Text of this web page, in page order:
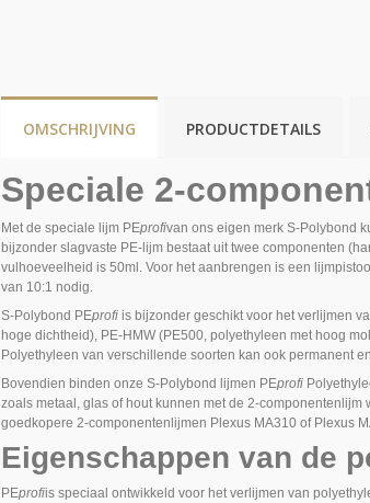
OMSCHRIJVING PRODUCTDETAILS
Speciale 2-
Met de speciale lijm PEprofivan ons eigen merk S-Polybond
bijzonder slagvaste PE-lijm bestaat uit twee componenten
vulhoeveelheid is 50ml. Voor het aanbrengen is een
van 10:1 nodig.
S-Polybond PEprofi is bijzonder geschikt voor het verlijmen
hoge dichtheid), PE-HMW (PE500, polyethyleen met hoog
Polyethyleen van verschillende soorten kan ook permanent
Bovendien binden onze S-Polybond lijmen PEprofi
zoals metaal, glas of hout kunnen met de 2-
goedkopere 2-componentenlijmen Plexus MA310 of Plexus
Eigenschappen van de
PEprofiis speciaal ontwikkeld voor het verlijmen van